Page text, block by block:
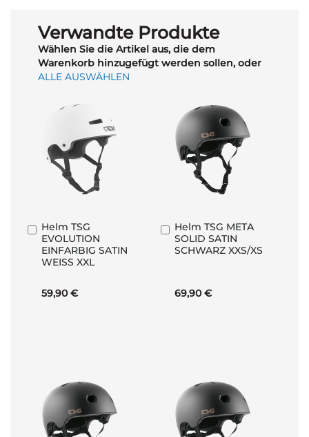
Verwandte Produkte
Wählen Sie die Artikel aus, die dem
Warenkorb hinzugefügt werden sollen, oder
ALLE AUSWÄHLEN
Helm TSG
EVOLUTION
EINFARBIG SATIN
WEISS XXL
59,90 €
In
den
Warenkorb
Helm TSG META
SOLID SATIN
SCHWARZ XXS/XS
69,90 €
In
den
Warenkorb